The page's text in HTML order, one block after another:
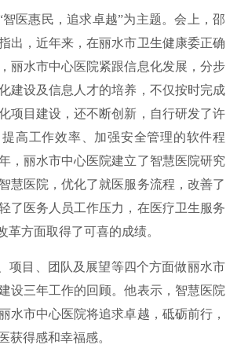
医惠民，追求卓越”为主题。会上，邵
出，近年来，在丽水市卫生健康委正确
丽水市中心医院紧跟信息化发展，分步
建设及信息人才的培养，不仅按时完成
项目建设，还不断创新，自行研发了许
高工作效率、加强安全管理的软件程
，丽水市中心医院建立了智慧医院研究
慧医院，优化了就医服务流程，改善了
了医务人员工作压力，在医疗卫生服务
革方面取得了可喜的成绩。
项目、团队及展望等四个方面做丽水市
设三年工作的回顾。他表示，智慧医院
水市中心医院将追求卓越，砥砺前行，
获得感和幸福感。